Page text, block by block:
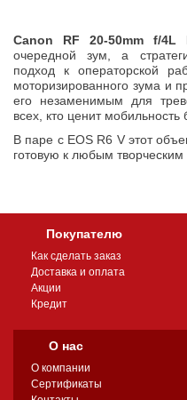
Canon RF 20-50mm f/4L
очередной зум, а
подход к операторской
моторизированного зума и
его незаменимым для
всех, кто ценит мобильность
В паре с EOS R6 V этот
готовую к любым
Покупателю
Как сделать заказ
Доставка и оплата
Акции
Кредит
О нас
О компании
Сертификаты